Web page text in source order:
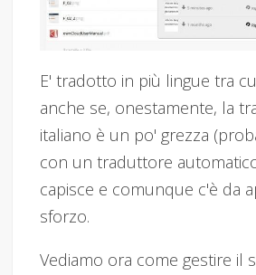
E' tradotto in più lingue tra
anche se, onestamente, la
italiano è un po' grezza
con un traduttore
capisce e comunque c'è da
sforzo.
Vediamo ora come gestire il